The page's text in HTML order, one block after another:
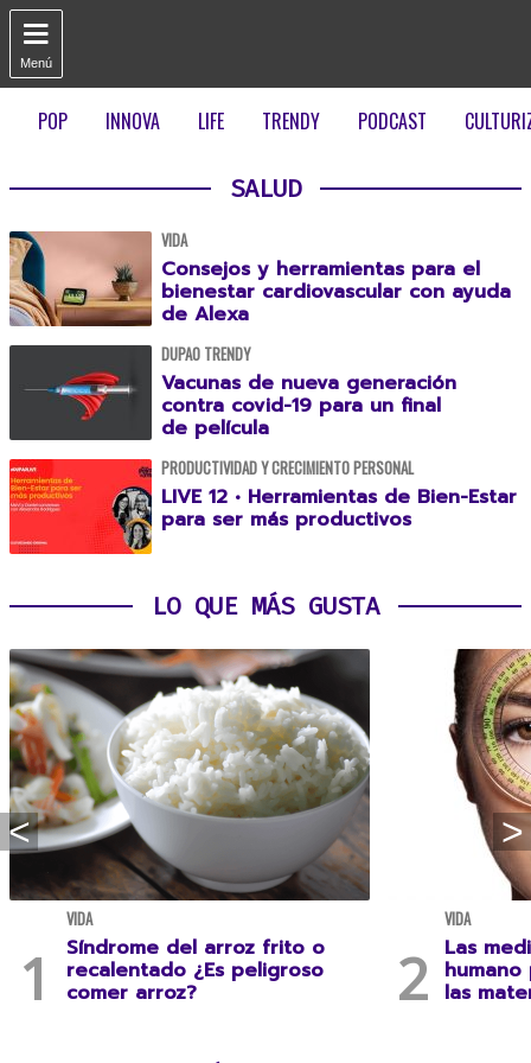

Menú
POP INNOVA LIFE TRENDY PODCAST
SALUD
VIDA
Consejos y herramientas para el
bienestar cardiovascular con ayuda
de Alexa
DUPAO TRENDY
Vacunas de nueva generación
contra covid-19 para un final
de película
PRODUCTIVIDAD Y CRECIMIENTO PERSONAL
LIVE 12 • Herramientas de Bien-Estar
para ser más productivos
LO QUE MÁS GUSTA
VIDA
Síndrome del arroz frito o
recalentado ¿Es peligroso
comer arroz?
VIDA
Las
las